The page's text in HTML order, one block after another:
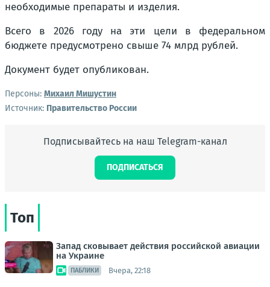
необходимые препараты и изделия.
Всего в 2026 году на эти цели в федеральном
бюджете предусмотрено свыше 74 млрд рублей.
Документ будет опубликован.
Персоны: Михаил Мишустин
Источник: Правительство России
Подписывайтесь на наш Telegram-канал
ПОДПИСАТЬСЯ
Топ
Запад сковывает действия российской авиации
на Украине
ПАБЛИКИ Вчера, 22:18